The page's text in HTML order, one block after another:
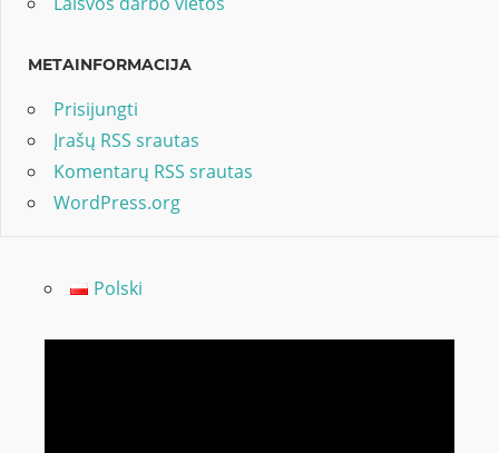
METAINFORMACIJA
Prisijungti
Įrašų RSS srautas
Komentarų RSS srautas
WordPress.org
Polski